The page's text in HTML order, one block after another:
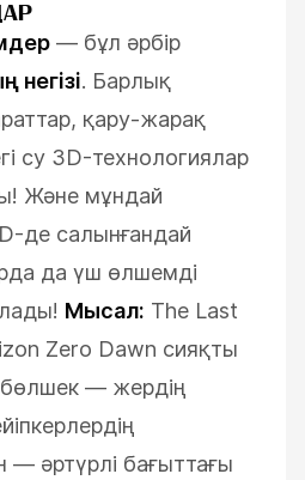
— бұл әрбір
негізі. Барлық
қару-жарақ
су 3D-технологиялар
Және мұндай
де салынғандай
да үш өлшемді
Мысал: The Last
Zero Dawn сияқты
— жердің
— әртүрлі бағыттағы